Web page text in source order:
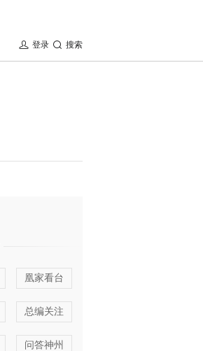
搜索
登录
凰家看台
总编关注
问答神州